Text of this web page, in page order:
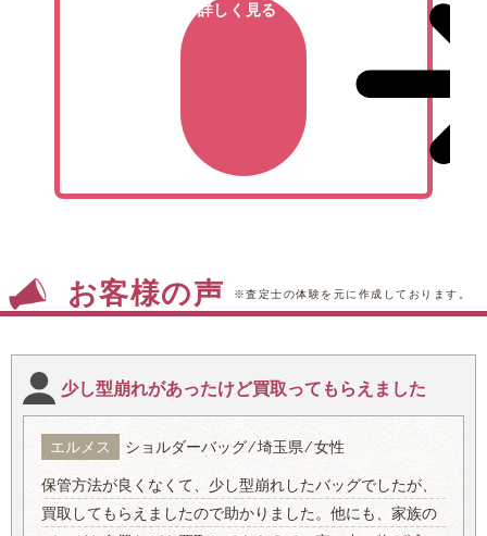
詳しく見る
お客様の声 ※査定士の体験を元に作成しております。
少し型崩れがあったけど買取ってもらえました
エルメス ショルダーバッグ ⁄ 埼玉県 ⁄ 女性
保管方法が良くなくて、少し型崩れしたバッグでしたが、
買取してもらえましたので助かりました。他にも、家族の